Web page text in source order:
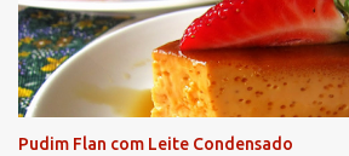
Pudim Flan com Leite Condensado